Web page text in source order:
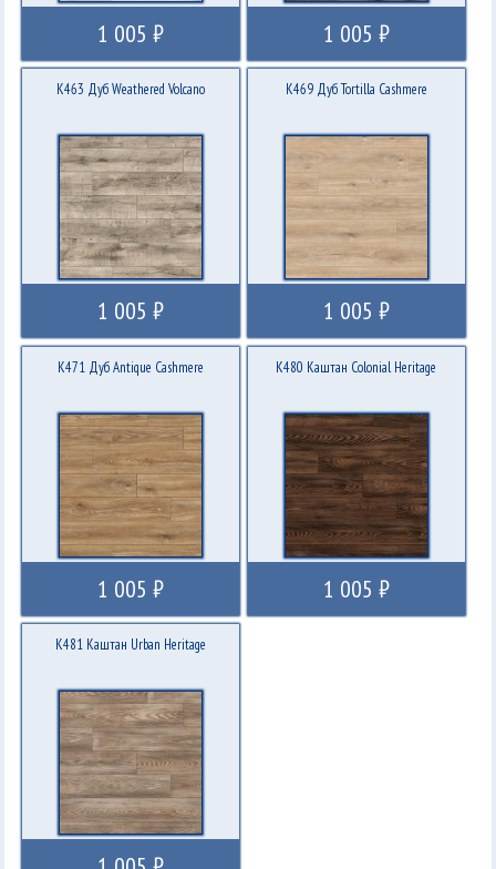
1 005 ₽ 1 005 ₽
K463 Дуб Weathered Volcano
1 005 ₽
K469 Дуб Tortilla Cashmere
1 005 ₽
K471 Дуб Antique Cashmere
1 005 ₽
K480 Каштан Colonial Heritage
1 005 ₽
K481 Каштан Urban Heritage